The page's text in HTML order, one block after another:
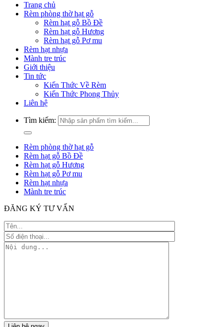
Trang chủ
Rèm phòng thờ hạt gỗ
Rèm hạt gỗ Bồ Đề
Rèm hạt gỗ Hương
Rèm hạt gỗ Pơ mu
Rèm hạt nhựa
Mành tre trúc
Giới thiệu
Tin tức
Kiến Thức Về Rèm
Kiến Thức Phong Thủy
Liên hệ
Tìm kiếm:
Rèm phòng thờ hạt gỗ
Rèm hạt gỗ Bồ Đề
Rèm hạt gỗ Hương
Rèm hạt gỗ Pơ mu
Rèm hạt nhựa
Mành tre trúc
ĐĂNG KÝ TƯ VẤN